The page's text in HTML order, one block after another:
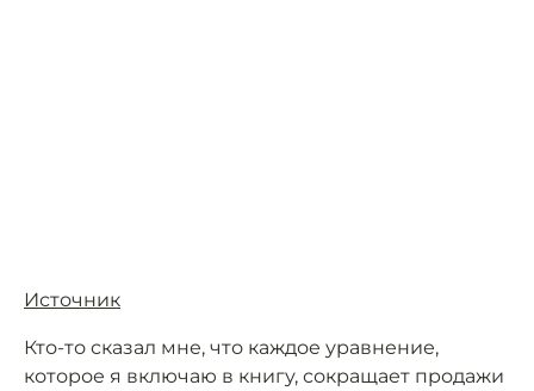
Источник
Кто-то сказал мне, что каждое уравнение,
которое я включаю в книгу, сокращает продажи